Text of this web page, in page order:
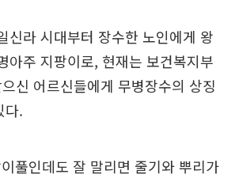
신라 시대부터 장수한 노인에게 왕
아주 지팡이로, 현재는 보건복지부
신 어르신들에게 무병장수의 상징
다.
풀인데도 잘 말리면 줄기와 뿌리가